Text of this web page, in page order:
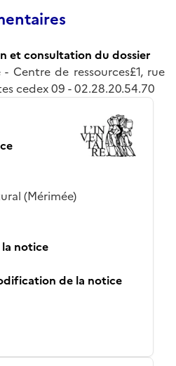
et consultation du dossier
Centre de ressources£1, rue
cedex 09 - 02.28.20.54.70
(Mérimée)
notice
de la notice